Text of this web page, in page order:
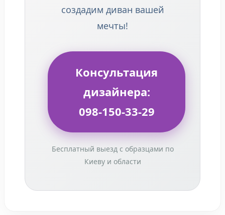
создадим диван вашей
мечты!
Консультация
дизайнера:
098-150-33-29
Бесплатный выезд с образцами по
Киеву и области